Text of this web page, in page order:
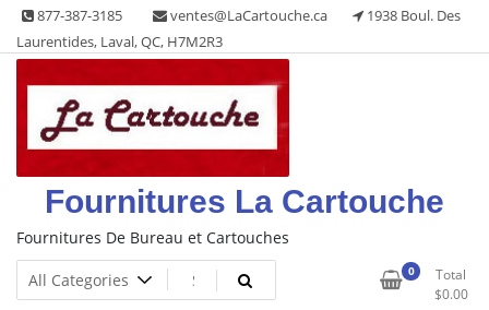
Skip
content
877-387-3185 ventes@LaCartouche.ca
1938 Boul. Des
Laurentides, Laval, QC, H7M2R3
Fournitures La Cartouche
Fournitures De Bureau et Cartouches
0
Total
$0.00